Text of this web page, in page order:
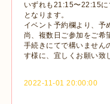
いずれも21:15〜22:15に
となります。
イベント予約欄より、予
尚、複数日ご参加をご希
手続きにてで構いません
す様に、宜しくお願い致
2022-11-01 20:00:00